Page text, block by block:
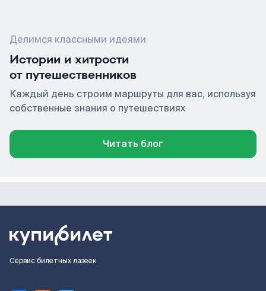
Делимся классными идеями
Истории и хитрости
от путешественников
Каждый день строим маршруты для вас, используя
собственные знания о путешествиях
Читать блог
Сервис билетных лазеек